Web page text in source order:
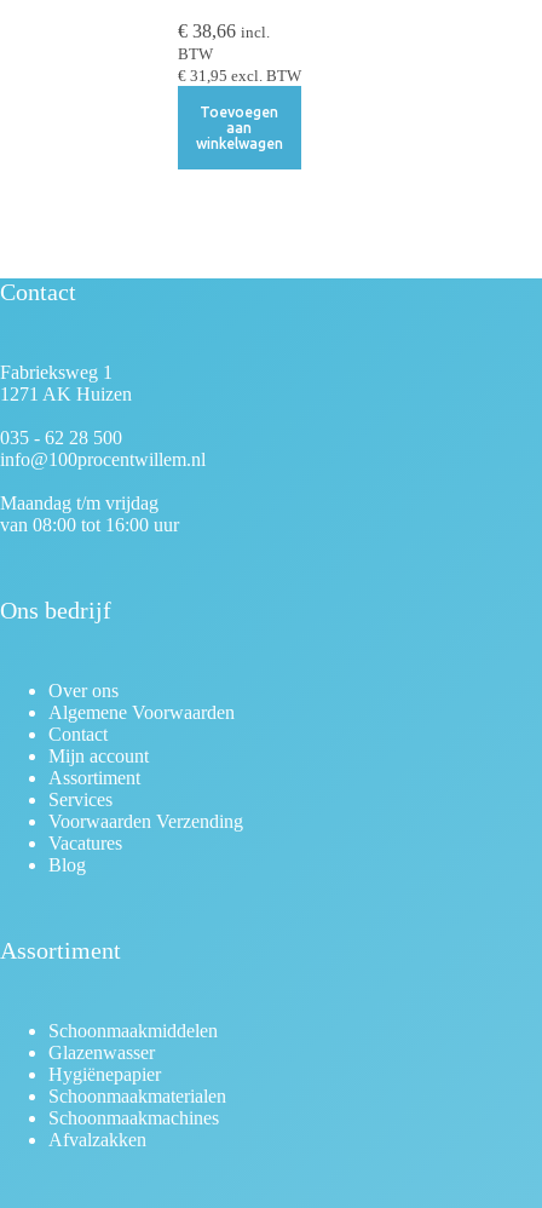
€38,66 incl.
BTW
€31,95 excl. BTW
Toevoegen
aan
winkelwagen
Contact
Fabrieksweg 1
1271 AK Huizen
035 - 62 28 500
info@100procentwillem.nl
Maandag t/m vrijdag
van 08:00 tot 16:00 uur
Ons bedrijf
Over ons
Algemene Voorwaarden
Contact
Mijn account
Assortiment
Services
Voorwaarden Verzending
Vacatures
Blog
Assortiment
Schoonmaakmiddelen
Glazenwasser
Hygiënepapier
Schoonmaakmaterialen
Schoonmaakmachines
Afvalzakken